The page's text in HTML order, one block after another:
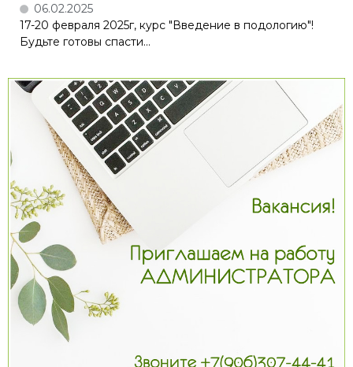
06.02.2025
17-20 февраля 2025г, курс "Введение в подологию"!
Будьте готовы спасти...